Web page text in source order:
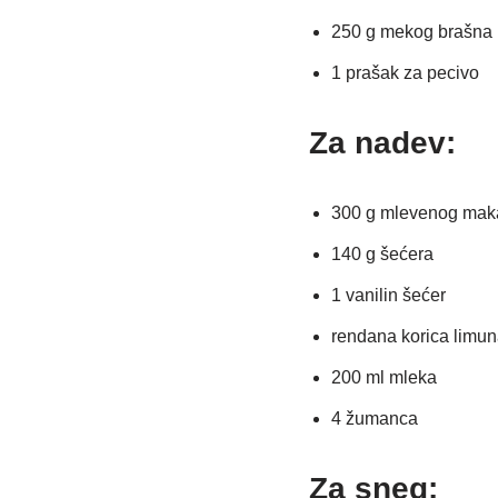
250 g mekog brašna
1 prašak za pecivo
Za nadev:
300 g mlevenog
140 g šećera
1 vanilin šećer
rendana korica
200 ml mleka
4 žumanca
Za sneg: